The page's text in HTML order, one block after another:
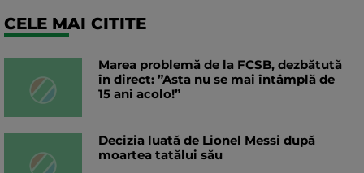
CELE MAI CITITE
Marea problemă de la FCSB, dezbătută
în direct: ”Asta nu se mai întâmplă de
15 ani acolo!”
Decizia luată de Lionel Messi după
moartea tatălui său